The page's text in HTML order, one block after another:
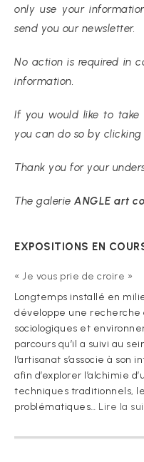
only use your
send you our newsletter.
No action is required in
information.
If you would like to take
you can do so by clicking
Thank you for your
The galerie ANGLE art
EXPOSITIONS EN
« Je vous prie de croire »
Longtemps installé en
développe une recherche
sociologiques et
parcours qu’il a suivi au
l’artisanat s’associe à
afin d’explorer l’alchimie
techniques traditionnels,
problématiques… Lire la